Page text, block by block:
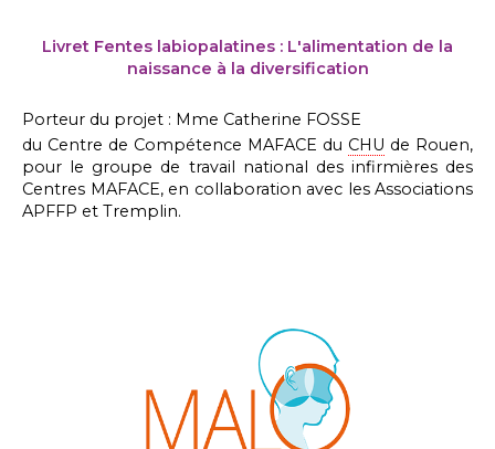
Livret Fentes labiopalatines : L'alimentation de la
naissance à la diversification
Porteur du projet : Mme Catherine FOSSE
du Centre de Compétence MAFACE du CHU de Rouen,
pour le groupe de travail national des infirmières des
Centres MAFACE, en collaboration avec les Associations
APFFP et Tremplin.